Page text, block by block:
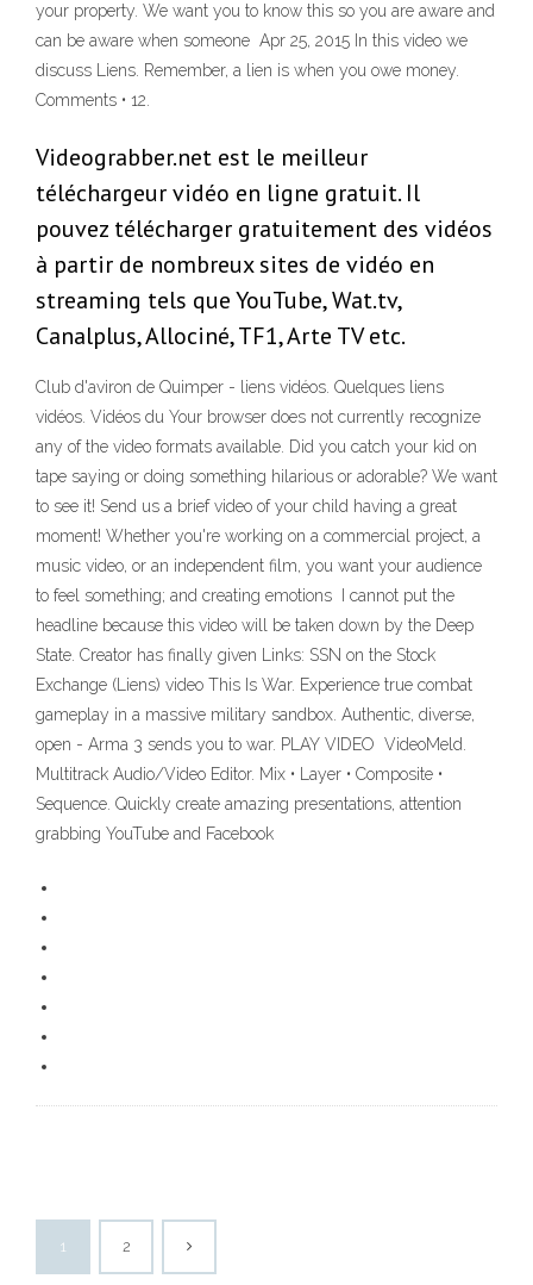
your property. We want you to know this so you are aware and
can be aware when someone Apr 25, 2015 In this video we
discuss Liens. Remember, a lien is when you owe money.
Comments • 12.
Videograbber.net est le meilleur
téléchargeur vidéo en ligne gratuit. Il
pouvez télécharger gratuitement des vidéos
à partir de nombreux sites de vidéo en
streaming tels que YouTube, Wat.tv,
Canalplus, Allociné, TF1, Arte TV etc.
Club d'aviron de Quimper - liens vidéos. Quelques liens
vidéos. Vidéos du Your browser does not currently recognize
any of the video formats available. Did you catch your kid on
tape saying or doing something hilarious or adorable? We want
to see it! Send us a brief video of your child having a great
moment! Whether you're working on a commercial project, a
music video, or an independent film, you want your audience
to feel something; and creating emotions I cannot put the
headline because this video will be taken down by the Deep
State. Creator has finally given Links: SSN on the Stock
Exchange (Liens) video This Is War. Experience true combat
gameplay in a massive military sandbox. Authentic, diverse,
open - Arma 3 sends you to war. PLAY VIDEO VideoMeld.
Multitrack Audio/Video Editor. Mix • Layer • Composite •
Sequence. Quickly create amazing presentations, attention
grabbing YouTube and Facebook
1 2